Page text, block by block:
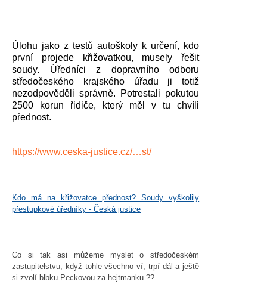
Úlohu jako z testů autoškoly k určení, kdo
první projede křižovatkou, musely řešit
soudy. Úředníci z dopravního odboru
středočeského krajského úřadu ji totiž
nezodpověděli správně. Potrestali pokutou
2500 korun řidiče, který měl v tu chvíli
přednost.
https://www.ceska-justice.cz/…st/
Kdo má na křižovatce přednost? Soudy vyškolily
přestupkové úředníky - Česká justice
Co si tak asi můžeme myslet o středočeském
zastupitelstvu, když tohle všechno ví, trpí dál a ještě
si zvolí blbku Peckovou za hejtmanku ??